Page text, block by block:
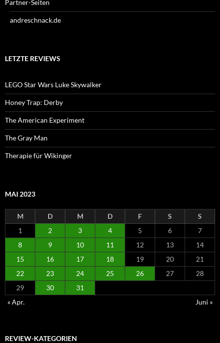
Partner-Seiten
andreschnack.de
LETZTE REVIEWS
LEGO Star Wars Luke Skywalker
Honey Trap: Derby
The American Experiment
The Gray Man
Therapie für Wikinger
MAI 2023
M D M D F S
S
1
2 3 4 5 6
7
8
9 10 11 12 13
14
15
16 17 18 19 20
21
22
23 24 25 26 27
28
29
30
31
« Apr.
Juni »
REVIEW-KATEGORIEN